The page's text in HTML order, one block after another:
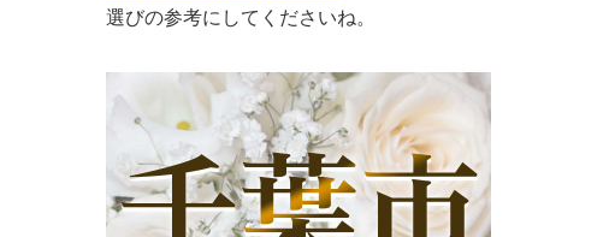
選びの参考にしてくださいね。